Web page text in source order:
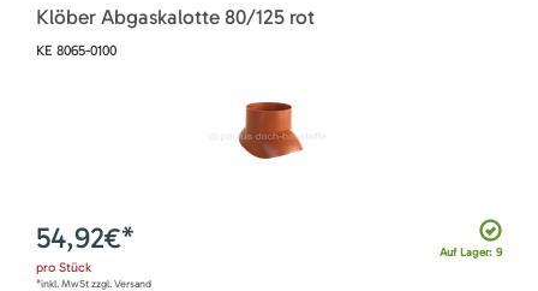
Klöber Abgaskalotte 80/125 rot
KE 8065-0100
Auf Lager: 9
54,92€*
pro Stück
*inkl. MwSt zzgl. Versand